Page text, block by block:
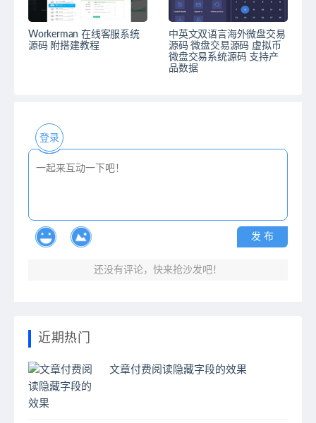
Workerman 在线客服系统
源码 附搭建教程
中英文双语言海外微盘交易
源码 微盘交易源码 虚拟币
微盘交易系统源码 支持产
品数据
登录
发 布
还没有评论，快来抢沙发吧！
近期热门
文章付费阅读隐藏字段的效果